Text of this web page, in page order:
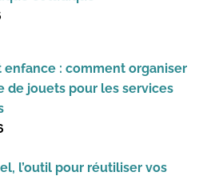
enfance : comment organiser
de jouets pour les services
l’outil pour réutiliser vos